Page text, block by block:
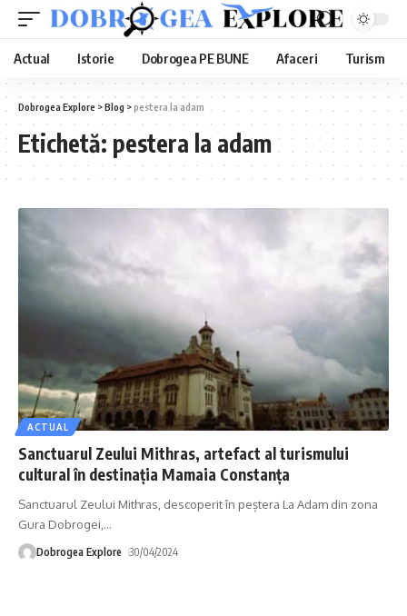
Actual Istorie Dobrogea PE BUNE Afaceri Turism
Dobrogea Explore >Blog >pestera la adam
Etichetă: pestera la adam
ACTUAL
Sanctuarul Zeului Mithras, artefact al turismului
cultural în destinaţia Mamaia Constanţa
Sanctuarul Zeului Mithras, descoperit în peștera La Adam din zona
Gura Dobrogei, …
Dobrogea Explore 30/04/2024